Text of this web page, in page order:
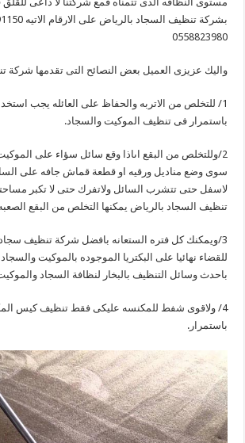
0558823980
واليك عزيزى العميل بعض النصائح التى تقدمها شركة
1/ للتخلص من الاتربه والحفاظ على العائله يجب
باستمرار فى تنظيف الموكيت والسجاد.
2/وللتخلص من البقع اىاذا وقع سائل سؤاء على
سوى وضع مناديل ورقيه او قطعة قماش جافه على
لاسفل حتى تتشرب السائل ولاتفرك حتى لا تكبر
تنظيف السجاد بالرياض يمكنها التخلص من البقع
3/ويمكنك كل فتره الستعانه بافضل شركة تنظيف
للقضاء نهائيا على البكتريا الموجوده بالموكيت
باحدث وسائل التنظيف بالبخار لنظافة السجاد
4/ ولاقوى شفط للمكنسه عليكى فقط تنظيف كيس
باستمرار.